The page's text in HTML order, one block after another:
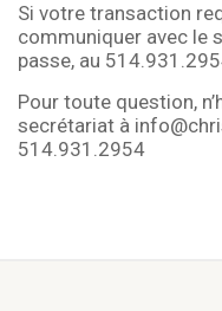
Si votre transaction
communiquer avec le
passe, au
Pour toute question,
secrétariat à
514.931.2954